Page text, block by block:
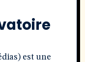
est une